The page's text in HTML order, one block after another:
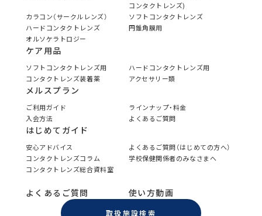
コンタクトレンズ)
カラコン（サークルレンズ）
ソフトコンタクトレンズ
ハードコンタクトレンズ
円錐角膜用
オルソケラトロジー
ケア用品
ソフトコンタクトレンズ用
ハードコンタクトレンズ用
コンタクトレンズ装着薬
アクセサリー類
メルスプラン
ご利用ガイド
ラインナップ・料金
入会方法
よくあるご質問
はじめてガイド
安心アドバイス
よくあるご質問（はじめての方へ）
コンタクトレンズコラム
学校保健関係者のみなさまへ
コンタクトレンズ総合資料室
よくあるご質問 使い方動画
取扱施設検索